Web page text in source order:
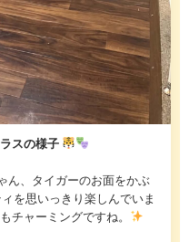
スの様子
ん、タイガーのお面をかぶ
を思いっきり楽しんでいま
チャーミングですね。